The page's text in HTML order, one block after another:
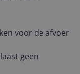
voor de afvoer
geen